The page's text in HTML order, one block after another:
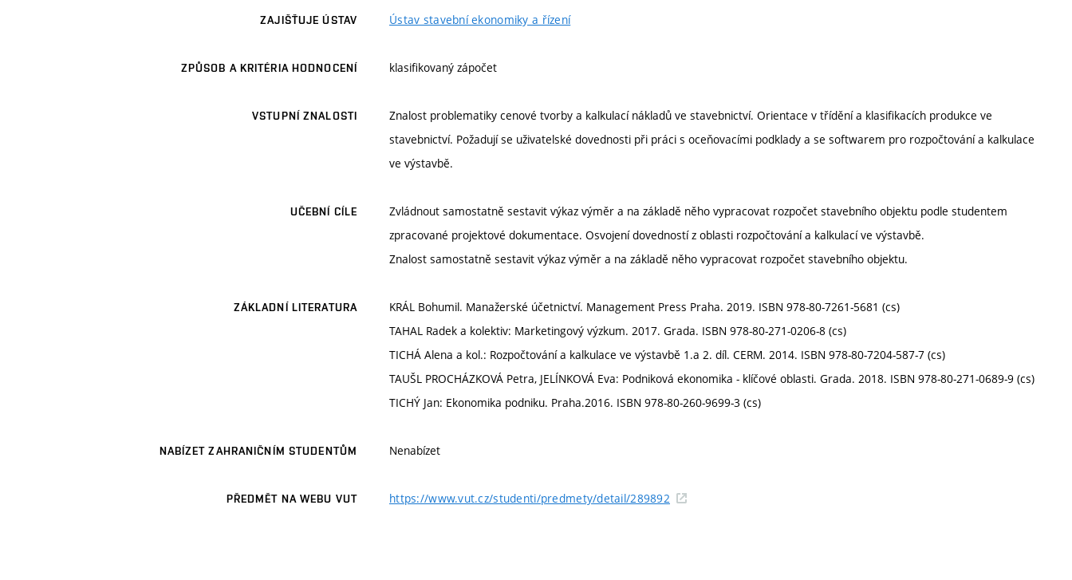
ZAJIŠŤUJE ÚSTAV Ústav stavební ekonomiky a řízení
ZPŮSOB A KRITÉRIA HODNOCENÍ klasifikovaný zápočet
VSTUPNÍ ZNALOSTI
Znalost problematiky cenové tvorby a kalkulací nákladů ve stavebnictví. Orientace v třídění a klasifikacích produkce ve
stavebnictví. Požadují se uživatelské dovednosti při práci s oceňovacími podklady a se softwarem pro rozpočtování a kalkulace
ve výstavbě.
UČEBNÍ CÍLE
Zvládnout samostatně sestavit výkaz výměr a na základě něho vypracovat rozpočet stavebního objektu podle studentem
zpracované projektové dokumentace. Osvojení dovedností z oblasti rozpočtování a kalkulací ve výstavbě.
Znalost samostatně sestavit výkaz výměr a na základě něho vypracovat rozpočet stavebního objektu.
ZÁKLADNÍ LITERATURA
KRÁL Bohumil. Manažerské účetnictví. Management Press Praha. 2019. ISBN 978-80-7261-5681 (cs)
TAHAL Radek a kolektiv: Marketingový výzkum. 2017. Grada. ISBN 978-80-271-0206-8 (cs)
TICHÁ Alena a kol.: Rozpočtování a kalkulace ve výstavbě 1.a 2. díl. CERM. 2014. ISBN 978-80-7204-587-7 (cs)
TAUŠL PROCHÁZKOVÁ Petra, JELÍNKOVÁ Eva: Podniková ekonomika - klíčové oblasti. Grada. 2018. ISBN 978-80-271-0689-9 (cs)
TICHÝ Jan: Ekonomika podniku. Praha.2016. ISBN 978-80-260-9699-3 (cs)
NABÍZET ZAHRANIČNÍM STUDENTŮM Nenabízet
PŘEDMĚT NA WEBU VUT https://www.vut.cz/studenti/predmety/detail/289892